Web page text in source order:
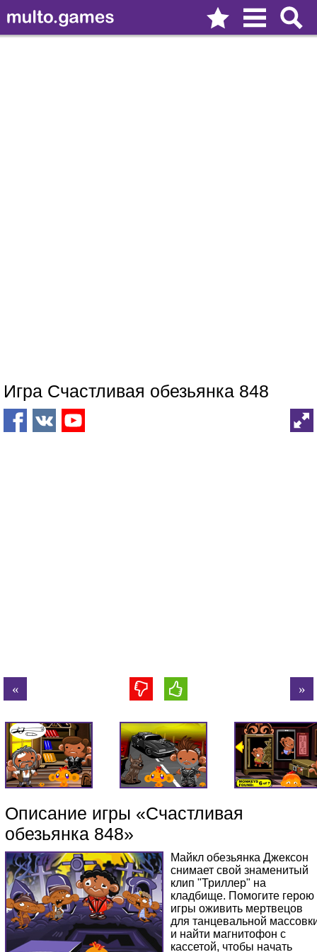
Игра Счастливая обезьянка 848
Описание игры «Счастливая
обезьянка 848»
Майкл обезьянка Джексон
снимает свой знаменитый
клип "Триллер" на
кладбище. Помогите герою
игры оживить мертвецов
для танцевальной
и найти магнитофон с
кассетой, чтобы начать